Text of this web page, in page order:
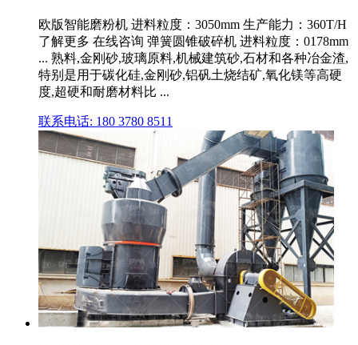
欧版智能磨粉机 进料粒度：3050mm 生产能力：360T/H
了解更多 在线咨询 弹簧圆锥破碎机 进料粒度：0178mm
... 熟料,金刚砂,玻璃原料,机械建筑砂,石材和各种冶金渣,
特别是用于碳化硅,金刚砂,铝矾土烧结矿,氧化镁等高硬
度,超硬和耐磨材料比 ...
联系电话: 180 3780 8511